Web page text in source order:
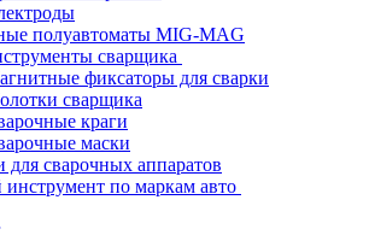
полуавтоматы MIG-MAG
сварщика
фиксаторы для сварки
сварщика
краги
маски
для сварочных аппаратов
по маркам авто